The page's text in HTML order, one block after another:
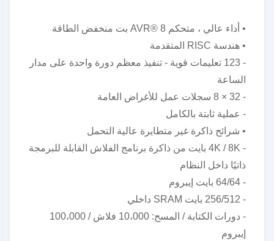
• أداء عالي ، متحكم AVR® 8 بت منخفض الطاقة
• هندسة RISC المتقدمة
- 123 تعليمات قوية - تنفيذ معظم دورة واحدة على مدار
الساعة
- 32 × 8 سجلات عمل للأغراض العامة
- عملية ثابتة بالكامل
• شرائح ذاكرة غير متطايرة عالية التحمل
- 4K / 8K بايت من ذاكرة برنامج الفلاش القابلة للبرمجة
ذاتيًا داخل النظام
- 64/64 بايت إيبروم
- 256/512 بايت SRAM داخلي
- دورات الكتابة / المسح: 10،000 فلاش / 100،000
إيبروم